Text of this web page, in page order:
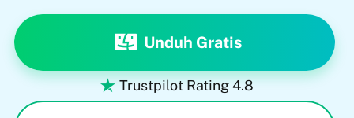
Unduh Gratis
 Trustpilot Rating 4.8